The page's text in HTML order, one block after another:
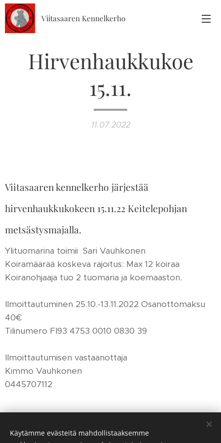
Viitasaaren Kennelkerho
Hirvenhaukkukoe
15.11.
11.07.2022
Viitasaaren kennelkerho järjestää
hirvenhaukkukokeen 15.11.22 Keitelepohjan
metsästysmajalla.
Ylituomarina toimii Sari Vauhkonen
Koiramäärää koskeva rajoitus: Max 12 koiraa
Koiranohjaaja tuo 2 tuomaria ja koemaaston.
Ilmoittautuminen 25.10.-13.11.2022 Osanottomaksu
40€
Tilinumero FI93 4753 0010 0830 39
Ilmoittautumisen vastaanottaja
Kimmo Vauhkonen
0445707112
Käytämme evästeitä mahdollistaaksemme